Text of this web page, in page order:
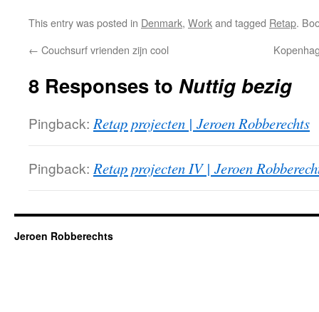
This entry was posted in Denmark, Workand tagged Retap.
← Couchsurf vrienden zijn cool
8 Responses to Nuttig bezig
Pingback: Retap projecten | Jeroen Robberechts
Pingback: Retap projecten IV | Jeroen
Jeroen Robberechts